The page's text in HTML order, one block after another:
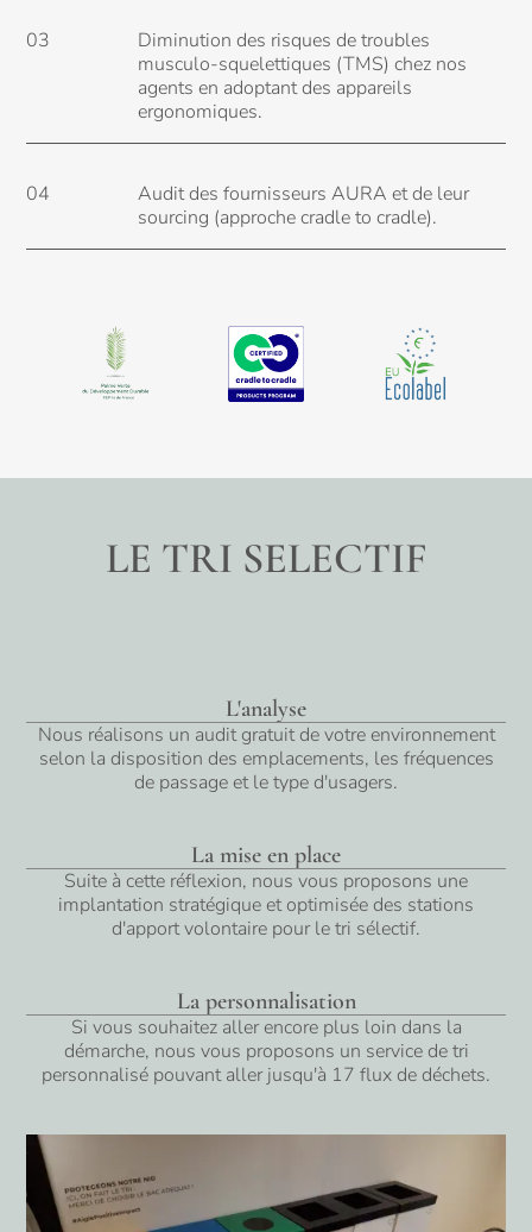
03
Diminution des risques de troubles
musculo-squelettiques (TMS) chez nos
agents en adoptant des appareils
ergonomiques.
04
Audit des fournisseurs AURA et de leur
sourcing (approche cradle to cradle).
LE TRI SELECTIF
L'analyse
Nous réalisons un audit gratuit de votre environnement
selon la disposition des emplacements, les fréquences
de passage et le type d'usagers.
La mise en place
Suite à cette réflexion, nous vous proposons une
implantation stratégique et optimisée des stations
d'apport volontaire pour le tri sélectif.
La personnalisation
Si vous souhaitez aller encore plus loin dans la
démarche, nous vous proposons un service de tri
personnalisé pouvant aller jusqu'à 17 flux de déchets.